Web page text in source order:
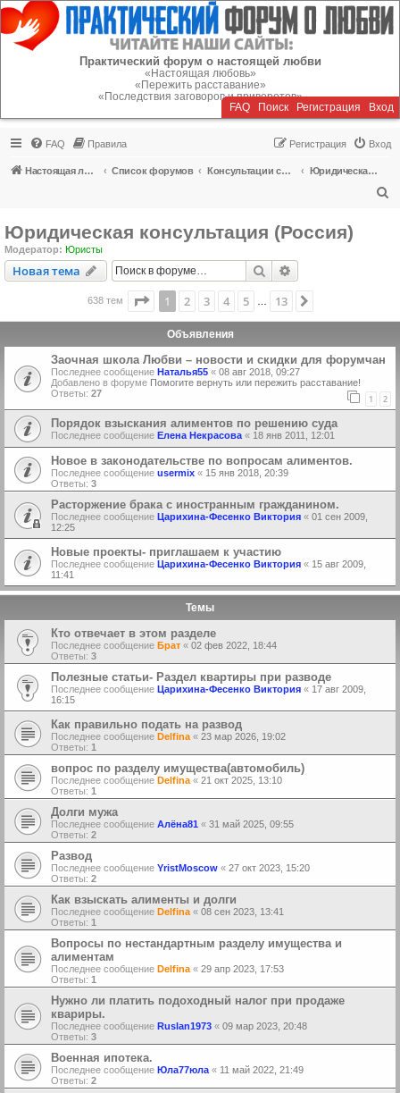
Регистрация
Практический форум о настоящей любви
«Настоящая любовь»
«Пережить расставание»
«Последствия заговоров и приворотов»
FAQ Поиск Регистрация Вход
FAQ Правила Вход
Регистрация
Настоящая любовь Список форумов Консультации специалистов
Юридическая консультация (Россия)
Юридическая консультация (Россия)
Модератор: Юристы
Новая тема
Новаятема Поиск
638 тем Страница из 13
1 2 3 4 5 13
Объявления
Заочная школа Любви – новости и скидки для форумчан
Последнее сообщение Наталья55 « 08 авг 2018, 09:27
Добавлено в форуме Помогите вернуть или пережить расставание!
Ответы: 27 1 2
Порядок взыскания алиментов по решению суда
Последнее сообщение Елена Некрасова « 18 янв 2011, 12:01
Новое в законодательстве по вопросам алиментов.
Последнее сообщение usermix « 15 янв 2018, 20:39
Ответы: 3
Расторжение брака с иностранным гражданином.
Последнее сообщение Царихина-Фесенко Виктория « 01 сен 2009,
12:25
Новые проекты- приглашаем к участию
Последнее сообщение Царихина-Фесенко Виктория « 15 авг 2009,
11:41
Темы
Кто отвечает в этом разделе
Последнее сообщение Брат « 02 фев 2022, 18:44
Ответы: 3
Полезные статьи- Раздел квартиры при разводе
Последнее сообщение Царихина-Фесенко Виктория « 17 авг 2009,
16:15
Как правильно подать на развод
Последнее сообщение Delfina « 23 мар 2026, 19:02
Ответы: 1
вопрос по разделу имущества(автомобиль)
Последнее сообщение Delfina « 21 окт 2025, 13:10
Ответы: 1
Долги мужа
Последнее сообщение Алёна81 « 31 май 2025, 09:55
Ответы: 2
Развод
Последнее сообщение YristMoscow « 27 окт 2023, 15:20
Ответы: 2
Как взыскать алименты и долги
Последнее сообщение Delfina « 08 сен 2023, 13:41
Ответы: 1
Вопросы по нестандартным разделу имущества и
алиментам
Последнее сообщение Delfina « 29 апр 2023, 17:53
Ответы: 1
Нужно ли платить подоходный налог при продаже
квариры.
Последнее сообщение Ruslan1973 « 09 мар 2023, 20:48
Ответы: 3
Военная ипотека.
Последнее сообщение Юла77юла « 11 май 2022, 21:49
Ответы: 2